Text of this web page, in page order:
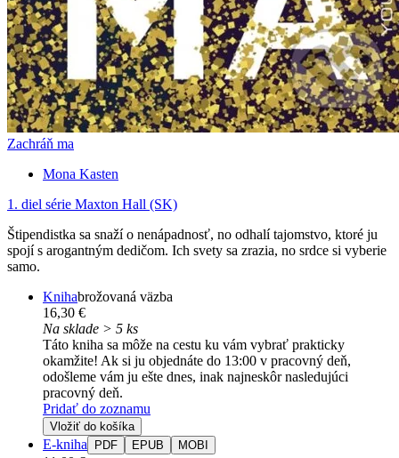
Zachráň ma
Mona Kasten
1. diel série Maxton Hall (SK)
Štipendistka sa snaží o nenápadnosť, no odhalí tajomstvo, ktoré ju
spojí s arogantným dedičom. Ich svety sa zrazia, no srdce si vyberie
samo.
Knihabrožovaná väzba
16,30 €
Na sklade > 5 ks
Táto kniha sa môže na cestu ku vám vybrať prakticky
okamžite! Ak si ju objednáte do 13:00 v pracovný deň,
odošleme vám ju ešte dnes, inak najneskôr nasledujúci
pracovný deň.
Pridať do zoznamu
Vložiť do košíka
E-kniha PDF EPUB MOBI